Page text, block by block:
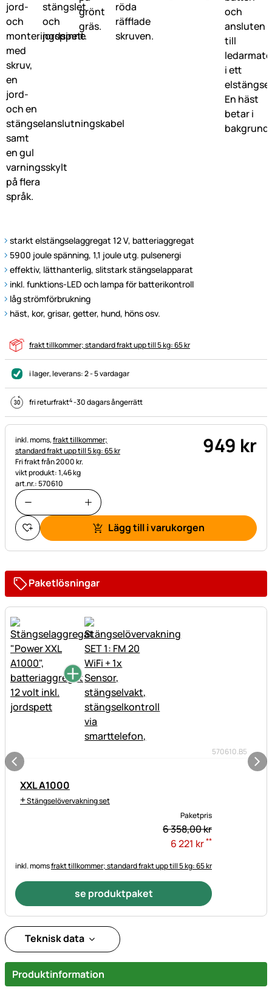
starkt elstängselaggregat 12 V, batteriaggregat
5900 joule spänning, 1,1 joule utg. pulsenergi
effektiv, lätthanterlig, slitstark stängselapparat
inkl. funktions-LED och lampa för batterikontroll
låg strömförbrukning
häst, kor, grisar, getter, hund, höns osv.
frakt tillkommer; standard frakt upp till 5 kg: 65 kr
i lager, leverans:2 - 5 vardagar
fri returfrakt4-30 dagars ångerrätt
Skatteinformation:
inkl. moms,frakt tillkommer;
standard frakt upp till 5 kg: 65 kr
Fri frakt från 2000 kr.
vikt produkt: 1,46 kg
art.nr.: 570610
949 kr
Lägg till i varukorgen
Paketlösningar
570610.B5
XXL A1000
+Stängselövervakning set
Paketpris
6 358,00kr
6 221 kr**
inkl. momsfrakt tillkommer; standard frakt upp till 5 kg: 65 kr
se produktpaket
Teknisk data
Produktinformation